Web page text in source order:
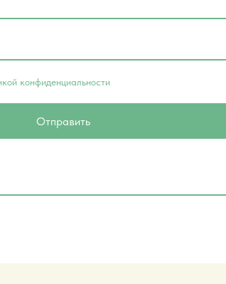
конфиденциальности
Отправить